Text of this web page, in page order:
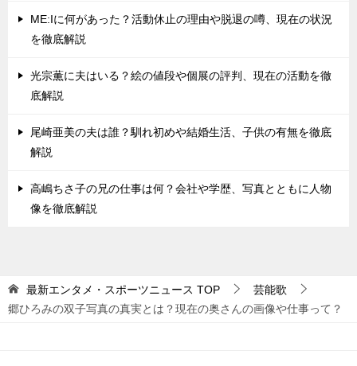
ME:Iに何があった？活動休止の理由や脱退の噂、現在の状況
を徹底解説
光宗薫に夫はいる？絵の値段や個展の評判、現在の活動を徹
底解説
尾崎亜美の夫は誰？馴れ初めや結婚生活、子供の有無を徹底
解説
高嶋ちさ子の兄の仕事は何？会社や学歴、写真とともに人物
像を徹底解説
最新エンタメ・スポーツニュース TOP
芸能歌
郷ひろみの双子写真の真実とは？現在の奥さんの画像や仕事って？